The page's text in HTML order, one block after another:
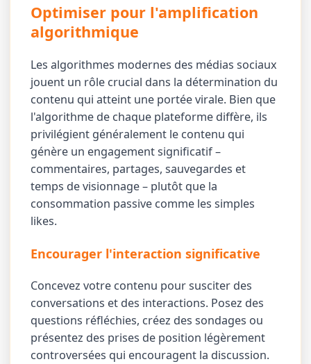
Optimiser pour l'amplification
algorithmique
Les algorithmes modernes des médias sociaux
jouent un rôle crucial dans la détermination du
contenu qui atteint une portée virale. Bien que
l'algorithme de chaque plateforme diffère, ils
privilégient généralement le contenu qui
génère un engagement significatif –
commentaires, partages, sauvegardes et
temps de visionnage – plutôt que la
consommation passive comme les simples
likes.
Encourager l'interaction significative
Concevez votre contenu pour susciter des
conversations et des interactions. Posez des
questions réfléchies, créez des sondages ou
présentez des prises de position légèrement
controversées qui encouragent la discussion.